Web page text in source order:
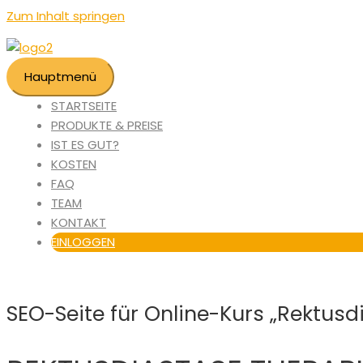
Zum Inhalt springen
Hauptmenü
STARTSEITE
PRODUKTE & PREISE
IST ES GUT?
KOSTEN
FAQ
TEAM
KONTAKT
EINLOGGEN
SEO-Seite für Online-Kurs